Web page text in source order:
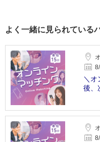
よく一緒に見られている
＼オ
後、